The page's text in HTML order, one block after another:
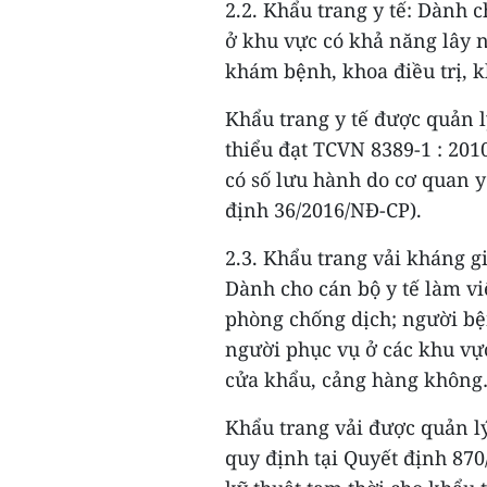
2.2. Khẩu trang y tế: Dành
ở khu vực có khả năng lây
khám bệnh, khoa điều trị,
Khẩu trang y tế được quản
thiểu đạt TCVN 8389-1 :
có số lưu hành do cơ quan
định 36/2016/NĐ-CP).
2.3. Khẩu trang vải kháng
Dành cho cán bộ y tế làm
phòng chống dịch; người
người phục vụ ở các khu
cửa khẩu, cảng hàng
Khẩu trang vải được quản
quy định tại Quyết định